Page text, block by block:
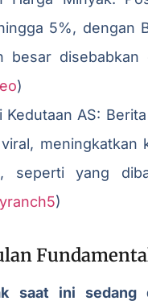
5%, dengan
besar
)
Kedutaan AS:
seperti yang
)
saat ini sedang